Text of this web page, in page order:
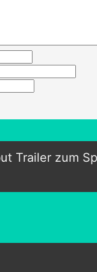
Trailer zum